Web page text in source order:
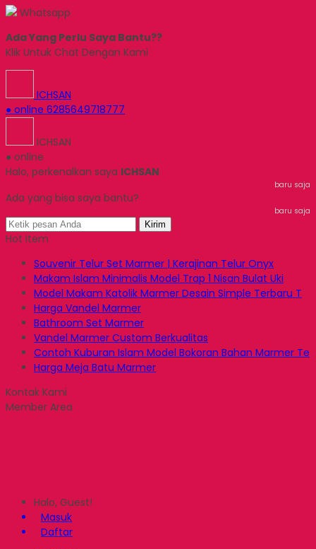
Whatsapp
Ada Yang Perlu Saya Bantu??
Klik Untuk Chat Dengan Kami
ICHSAN
● online 6285649718777
ICHSAN
● online
Halo, perkenalkan saya ICHSAN
baru saja
Ada yang bisa saya bantu?
baru saja
Kirim
Hot Item
Souvenir Telur Set Marmer | Kerajinan Telur Onyx
Makam Islam Minimalis Model Trap 1 Nisan Bulat Uki
Model Makam Katolik Marmer Desain Simple Terbaru T
Harga Vandel Marmer
Bathroom Set Marmer
Vandel Marmer Custom Berkualitas
Contoh Kuburan Islam Model Bokoran Bahan Marmer Te
Harga Meja Batu Marmer
Kontak Kami
Member Area
Halo, Guest!
Masuk
Daftar